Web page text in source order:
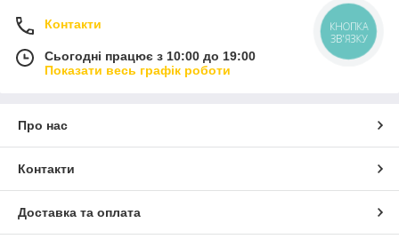
Контакти
Сьогодні працює з 10:00 до 19:00
Показати весь графік роботи
Про нас
Контакти
Доставка та оплата
КНОПКА
ЗВ'ЯЗКУ